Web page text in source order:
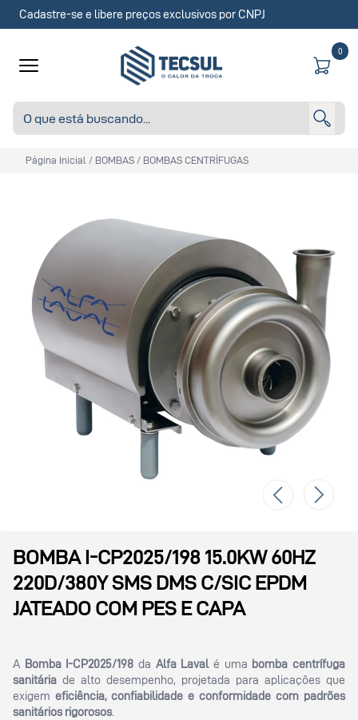
Cadastre-se e libere preços exclusivos por CNPJ
0
Página Inicial / BOMBAS / BOMBAS CENTRÍFUGAS
BOMBA I-CP2025/198 15.0KW 60HZ
220D/380Y SMS DMS C/SIC EPDM
JATEADO COM PES E CAPA
A Bomba I-CP2025/198 da Alfa Lavalé uma bomba centrífuga
sanitária de alto desempenho, projetada para aplicações que
exigem eficiência, confiabilidade e conformidade com padrões
sanitários rigorosos.